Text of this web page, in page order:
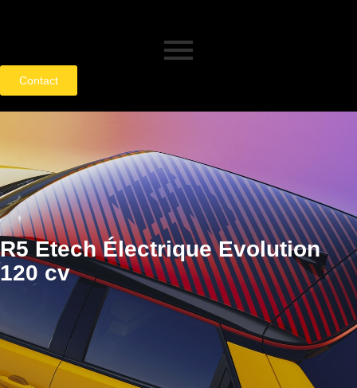
Contact
R5 Etech Électrique Evolution
120 cv